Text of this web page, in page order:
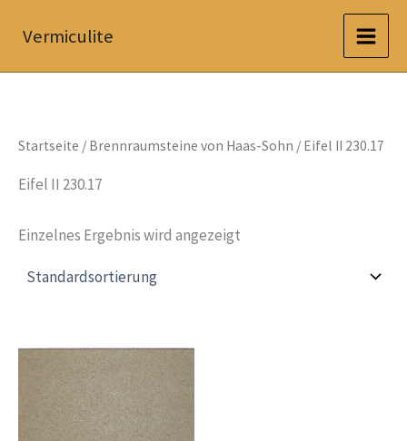
InhaltVermiculite
Startseite / Brennraumsteine von Haas-Sohn / Eifel II 230.17
Eifel II 230.17
Einzelnes Ergebnis wird angezeigt